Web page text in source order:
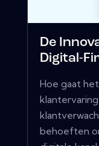
De
Digital-
Hoe gaat
behoeften